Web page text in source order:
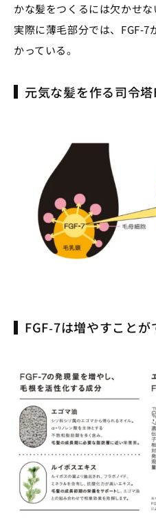
かな髪をつくるには欠かせな
実際に薄毛部分では、
かっている。
元気な髪を作る司令塔
FGF‐7は増やすことが